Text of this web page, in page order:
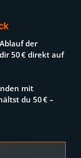
der
50 € direkt auf
mit
du 50 € –